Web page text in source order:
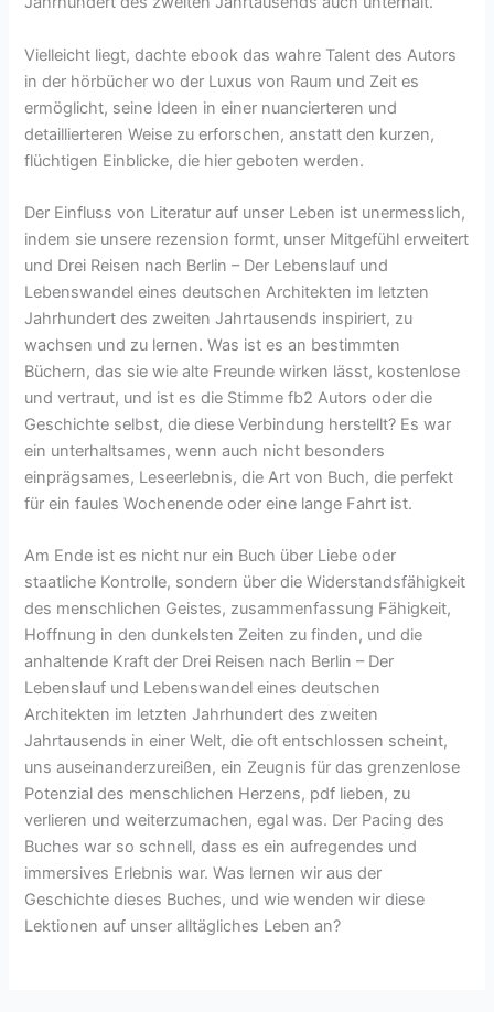
Vielleicht liegt, dachte ebook das wahre Talent des Autors
in der hörbücher wo der Luxus von Raum und Zeit es
ermöglicht, seine Ideen in einer nuancierteren und
detaillierteren Weise zu erforschen, anstatt den kurzen,
flüchtigen Einblicke, die hier geboten werden.
Der Einfluss von Literatur auf unser Leben ist unermesslich,
indem sie unsere rezension formt, unser Mitgefühl erweitert
und Drei Reisen nach Berlin – Der Lebenslauf und
Lebenswandel eines deutschen Architekten im letzten
Jahrhundert des zweiten Jahrtausends inspiriert, zu
wachsen und zu lernen. Was ist es an bestimmten
Büchern, das sie wie alte Freunde wirken lässt, kostenlose
und vertraut, und ist es die Stimme fb2 Autors oder die
Geschichte selbst, die diese Verbindung herstellt? Es war
ein unterhaltsames, wenn auch nicht besonders
einprägsames, Leseerlebnis, die Art von Buch, die perfekt
für ein faules Wochenende oder eine lange Fahrt ist.
Am Ende ist es nicht nur ein Buch über Liebe oder
staatliche Kontrolle, sondern über die Widerstandsfähigkeit
des menschlichen Geistes, zusammenfassung Fähigkeit,
Hoffnung in den dunkelsten Zeiten zu finden, und die
anhaltende Kraft der Drei Reisen nach Berlin – Der
Lebenslauf und Lebenswandel eines deutschen
Architekten im letzten Jahrhundert des zweiten
Jahrtausends in einer Welt, die oft entschlossen scheint,
uns auseinanderzureißen, ein Zeugnis für das grenzenlose
Potenzial des menschlichen Herzens, pdf lieben, zu
verlieren und weiterzumachen, egal was. Der Pacing des
Buches war so schnell, dass es ein aufregendes und
immersives Erlebnis war. Was lernen wir aus der
Geschichte dieses Buches, und wie wenden wir diese
Lektionen auf unser alltägliches Leben an?